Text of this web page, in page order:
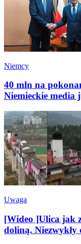
Niemcy
40 mln na
Niemieckie media
Uwaga
[Wideo ]Ulica jak
doliną.